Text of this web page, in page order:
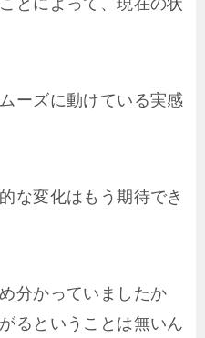
とによって、現在の状
ーズに動けている実感
な変化はもう期待でき
分かっていましたか
るということは無いん